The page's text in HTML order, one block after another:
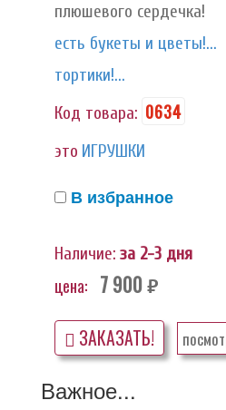
плюшевого сердечка!
есть букеты и цветы!...
тортики!...
Код товара: 0634
это ИГРУШКИ
В избранное
Наличие: за 2-3 дня
цена: 7 900 руб.
ЗАКАЗАТЬ!
Важное...